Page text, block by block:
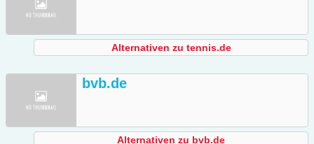
Alternativen zu tennis.de
bvb.de
Alternativen zu bvb.de